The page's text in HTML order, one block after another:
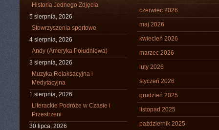
Historia Jednego Zdjęcia
5 sierpnia, 2026
Stowrzyszenia sportowe
4 sierpnia, 2026
Andy (Ameryka Południowa)
3 sierpnia, 2026
Muzyka Relaksacyjna i
Medytacyjna
1 sierpnia, 2026
Literackie Podróże w Czasie i
Przestrzeni
30 lipca, 2026
czerwiec 2026
maj 2026
kwiecień 2026
marzec 2026
luty 2026
styczeń 2026
grudzień 2025
listopad 2025
październik 2025